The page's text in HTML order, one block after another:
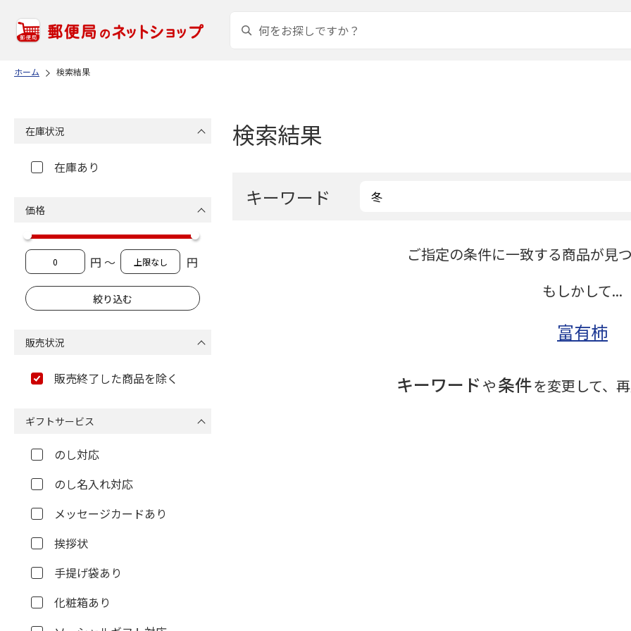
ホーム 検索結果
検索結果
キーワード
ご指定の条件に一致する商品が見
もしかして...
富有柿
キーワードや条件を変更して、
在庫状況
在庫あり
価格
円 ～ 円
販売状況
販売終了した商品を除く
ギフトサービス
のし対応
のし名入れ対応
メッセージカードあり
挨拶状
手提げ袋あり
化粧箱あり